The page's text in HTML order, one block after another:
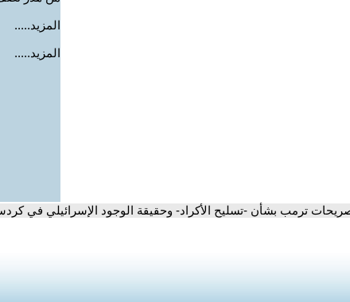
المزيد.....
المزيد.....
ترمب بشأن -تسليح الأكراد- وحقيقة الوجود الإسرائيلي في